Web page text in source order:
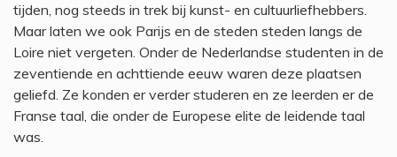
tijden, nog steeds in trek bij kunst- en cultuurliefhebbers.
Maar laten we ook Parijs en de steden steden langs de
Loire niet vergeten. Onder de Nederlandse studenten in de
zeventiende en achttiende eeuw waren deze plaatsen
geliefd. Ze konden er verder studeren en ze leerden er de
Franse taal, die onder de Europese elite de leidende taal
was.